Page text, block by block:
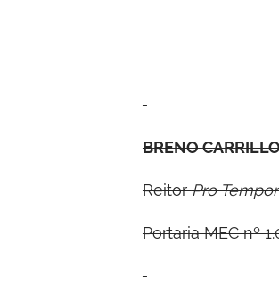
BRENOC
ReitorPro
Portaria MEC nº